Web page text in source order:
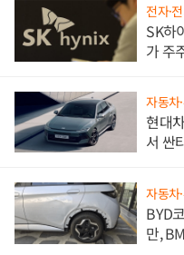
전자·
SK하
가 주
자동차
현대
서 싼
자동차
BYD
만,